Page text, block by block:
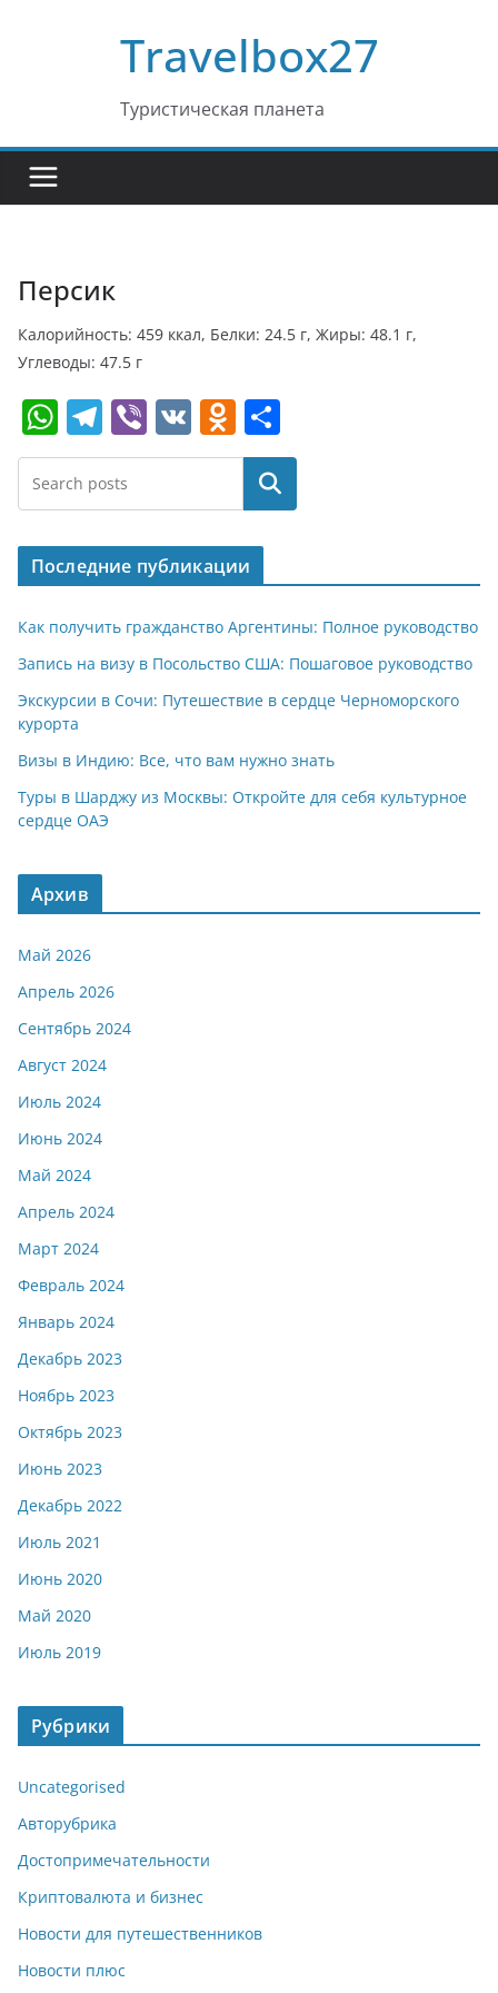
Travelbox27
Туристическая планета
Персик
Калорийность: 459 ккал, Белки: 24.5 г, Жиры: 48.1 г,
Углеводы: 47.5 г
W
h
at
s
A
p
p
T
el
e
gr
a
m
Vi
b
V
K
O
d
o
kl
a
ss
ni
ki
т
п
р
в
и
т
ь
Поиск
Последние публикации
Как получить гражданство Аргентины: Полное руководство
Запись на визу в Посольство США: Пошаговое руководство
Экскурсии в Сочи: Путешествие в сердце Черноморского
курорта
Визы в Индию: Все, что вам нужно знать
Туры в Шарджу из Москвы: Откройте для себя культурное
сердце ОАЭ
Архив
Май 2026
Апрель 2026
Сентябрь 2024
Август 2024
Июль 2024
Июнь 2024
Май 2024
Апрель 2024
Март 2024
Февраль 2024
Январь 2024
Декабрь 2023
Ноябрь 2023
Октябрь 2023
Июнь 2023
Декабрь 2022
Июль 2021
Июнь 2020
Май 2020
Июль 2019
Рубрики
Uncategorised
Авторубрика
Достопримечательности
Криптовалюта и бизнес
Новости для путешественников
Новости плюс